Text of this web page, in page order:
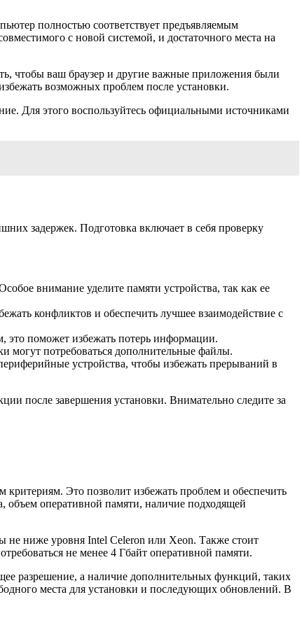
полностью соответствует предъявляемым
с новой системой, и достаточного места на
чтобы ваш браузер и другие важные приложения были
возможных проблем после установки.
Для этого воспользуйтесь официальными источниками
задержек. Подготовка включает в себя проверку
внимание уделите памяти устройства, так как ее
конфликтов и обеспечить лучшее взаимодействие с
поможет избежать потерь информации.
могут потребоваться дополнительные файлы.
устройства, чтобы избежать прерываний в
после завершения установки. Внимательно следите за
критериям. Это позволит избежать проблем и обеспечить
объем оперативной памяти, наличие подходящей
не ниже уровня Intel Celeron или Xeon. Также стоит
не менее 4 Гбайт оперативной памяти.
разрешение, а наличие дополнительных функций, таких
места для установки и последующих обновлений. В